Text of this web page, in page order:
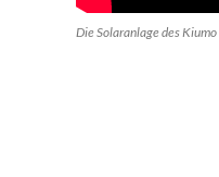
Die Solaranlage des Kiumo